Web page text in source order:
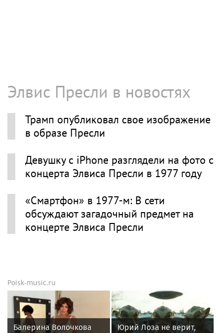
Элвис Пресли в новостях
Трамп опубликовал свое изображение
в образе Пресли
Девушку с iPhone разглядели на фото с
концерта Элвиса Пресли в 1977 году
«Смартфон» в 1977-м: В сети
обсуждают загадочный предмет на
концерте Элвиса Пресли
Poisk-music.ru
Балерина Волочкова
Юрий Лоза не верит,